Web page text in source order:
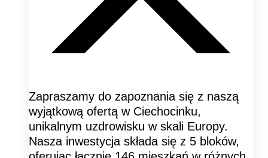
Zapraszamy do zapoznania się z naszą
wyjątkową ofertą w Ciechocinku,
unikalnym uzdrowisku w skali Europy.
Nasza inwestycja składa się z 5 bloków,